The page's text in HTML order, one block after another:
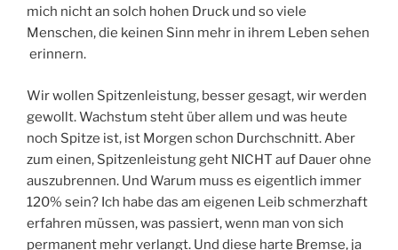
mich nicht an solch hohen Druck und so viele
Menschen, die keinen Sinn mehr in ihrem Leben sehen
erinnern.
Wir wollen Spitzenleistung, besser gesagt, wir werden
gewollt. Wachstum steht über allem und was heute
noch Spitze ist, ist Morgen schon Durchschnitt. Aber
zum einen, Spitzenleistung geht NICHT auf Dauer ohne
auszubrennen. Und Warum muss es eigentlich immer
120% sein? Ich habe das am eigenen Leib schmerzhaft
erfahren müssen, was passiert, wenn man von sich
permanent mehr verlangt. Und diese harte Bremse, ja